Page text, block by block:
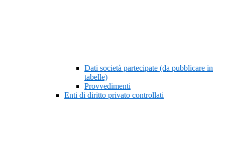
Dati società partecipate (da pubblicare in
tabelle)
Provvedimenti
Enti di diritto privato controllati